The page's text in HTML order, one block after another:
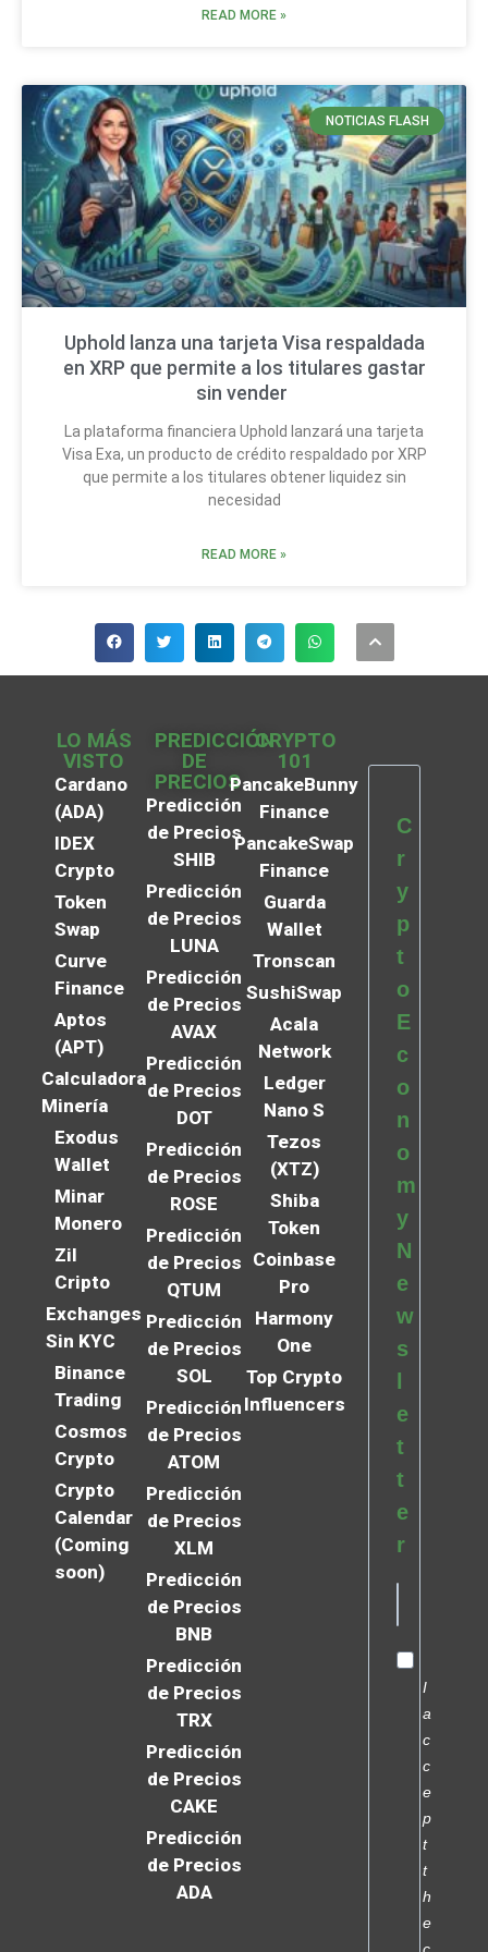
READ MORE »
NOTICIAS FLASH
Uphold lanza una tarjeta Visa respaldada
en XRP que permite a los titulares gastar
sin vender
La plataforma financiera Uphold lanzará una tarjeta
Visa Exa, un producto de crédito respaldado por XRP
que permite a los titulares obtener liquidez sin
necesidad
READ MORE »
LO MÁS
VISTO
Cardano
(ADA)
IDEX
Crypto
Token
Swap
Curve
Finance
Aptos
(APT)
Calculadora
Minería
Exodus
Wallet
Minar
Monero
Zil
Cripto
Exchanges
Sin KYC
Binance
Trading
Cosmos
Crypto
Crypto
Calendar
(Coming
soon)
PREDICCIÓN
DE
PRECIOS
Predicción
de Precios
SHIB
Predicción
de Precios
LUNA
Predicción
de Precios
AVAX
Predicción
de Precios
DOT
Predicción
de Precios
ROSE
Predicción
de Precios
QTUM
Predicción
de Precios
SOL
Predicción
de Precios
ATOM
Predicción
de Precios
XLM
Predicción
de Precios
BNB
Predicción
de Precios
TRX
Predicción
de Precios
CAKE
Predicción
de Precios
ADA
CRYPTO
101
PancakeBunny
Finance
PancakeSwap
Finance
Guarda
Wallet
Tronscan
SushiSwap
Acala
Network
Ledger
Nano S
Tezos
(XTZ)
Shiba
Token
Coinbase
Pro
Harmony
One
Top Crypto
Influencers
C
r
y
p
t
o
E
c
o
n
o
m
y
N
e
w
s
l
e
t
t
e
r
I
a
c
c
e
p
t
t
h
e
c